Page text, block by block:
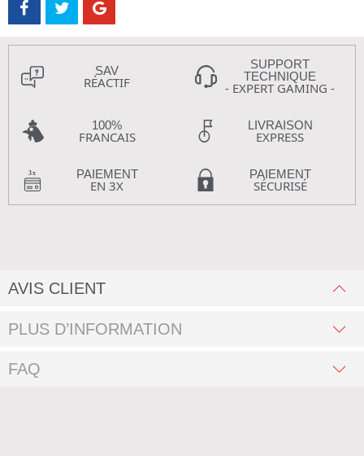
SAV
RÉACTIF
SUPPORT
TECHNIQUE
- EXPERT GAMING -
100%
FRANCAIS
LIVRAISON
EXPRESS
PAIEMENT
EN 3X
PAIEMENT
SÉCURISÉ
AVIS CLIENT
PLUS D’INFORMATION
FAQ